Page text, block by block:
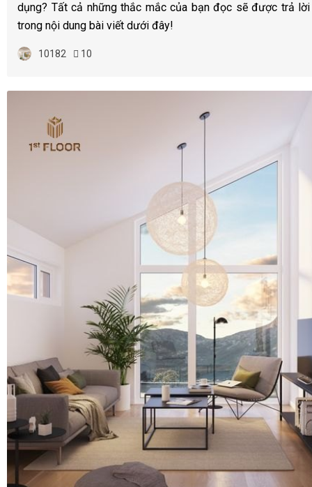
dụng? Tất cả những thắc mắc của bạn đọc sẽ được trả
trong nội dung bài viết dưới đây!
10182 10